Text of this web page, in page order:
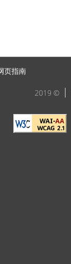
页指南
2019 ©